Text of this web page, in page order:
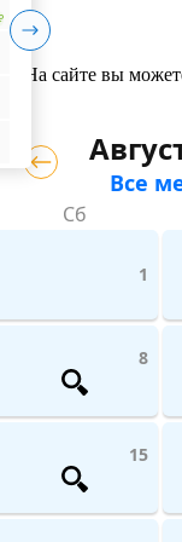
На сайте вы
Все
Сб
1
8
15